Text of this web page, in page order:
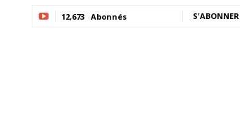
12,673 Abonnés S'ABONNER